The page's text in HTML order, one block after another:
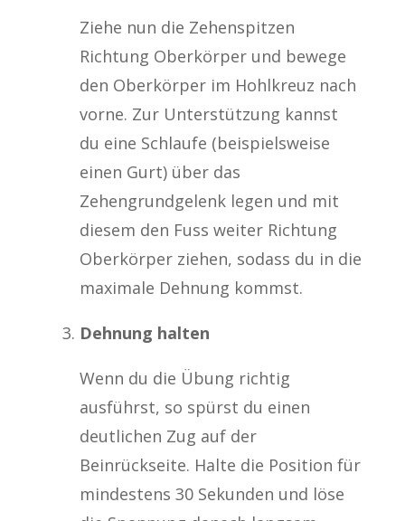
Ziehe nun die Zehenspitzen
Richtung Oberkörper und bewege
den Oberkörper im Hohlkreuz nach
vorne. Zur Unterstützung kannst
du eine Schlaufe (beispielsweise
einen Gurt) über das
Zehengrundgelenk legen und mit
diesem den Fuss weiter Richtung
Oberkörper ziehen, sodass du in die
maximale Dehnung kommst.
Dehnung halten
Wenn du die Übung richtig
ausführst, so spürst du einen
deutlichen Zug auf der
Beinrückseite. Halte die Position für
mindestens 30 Sekunden und löse